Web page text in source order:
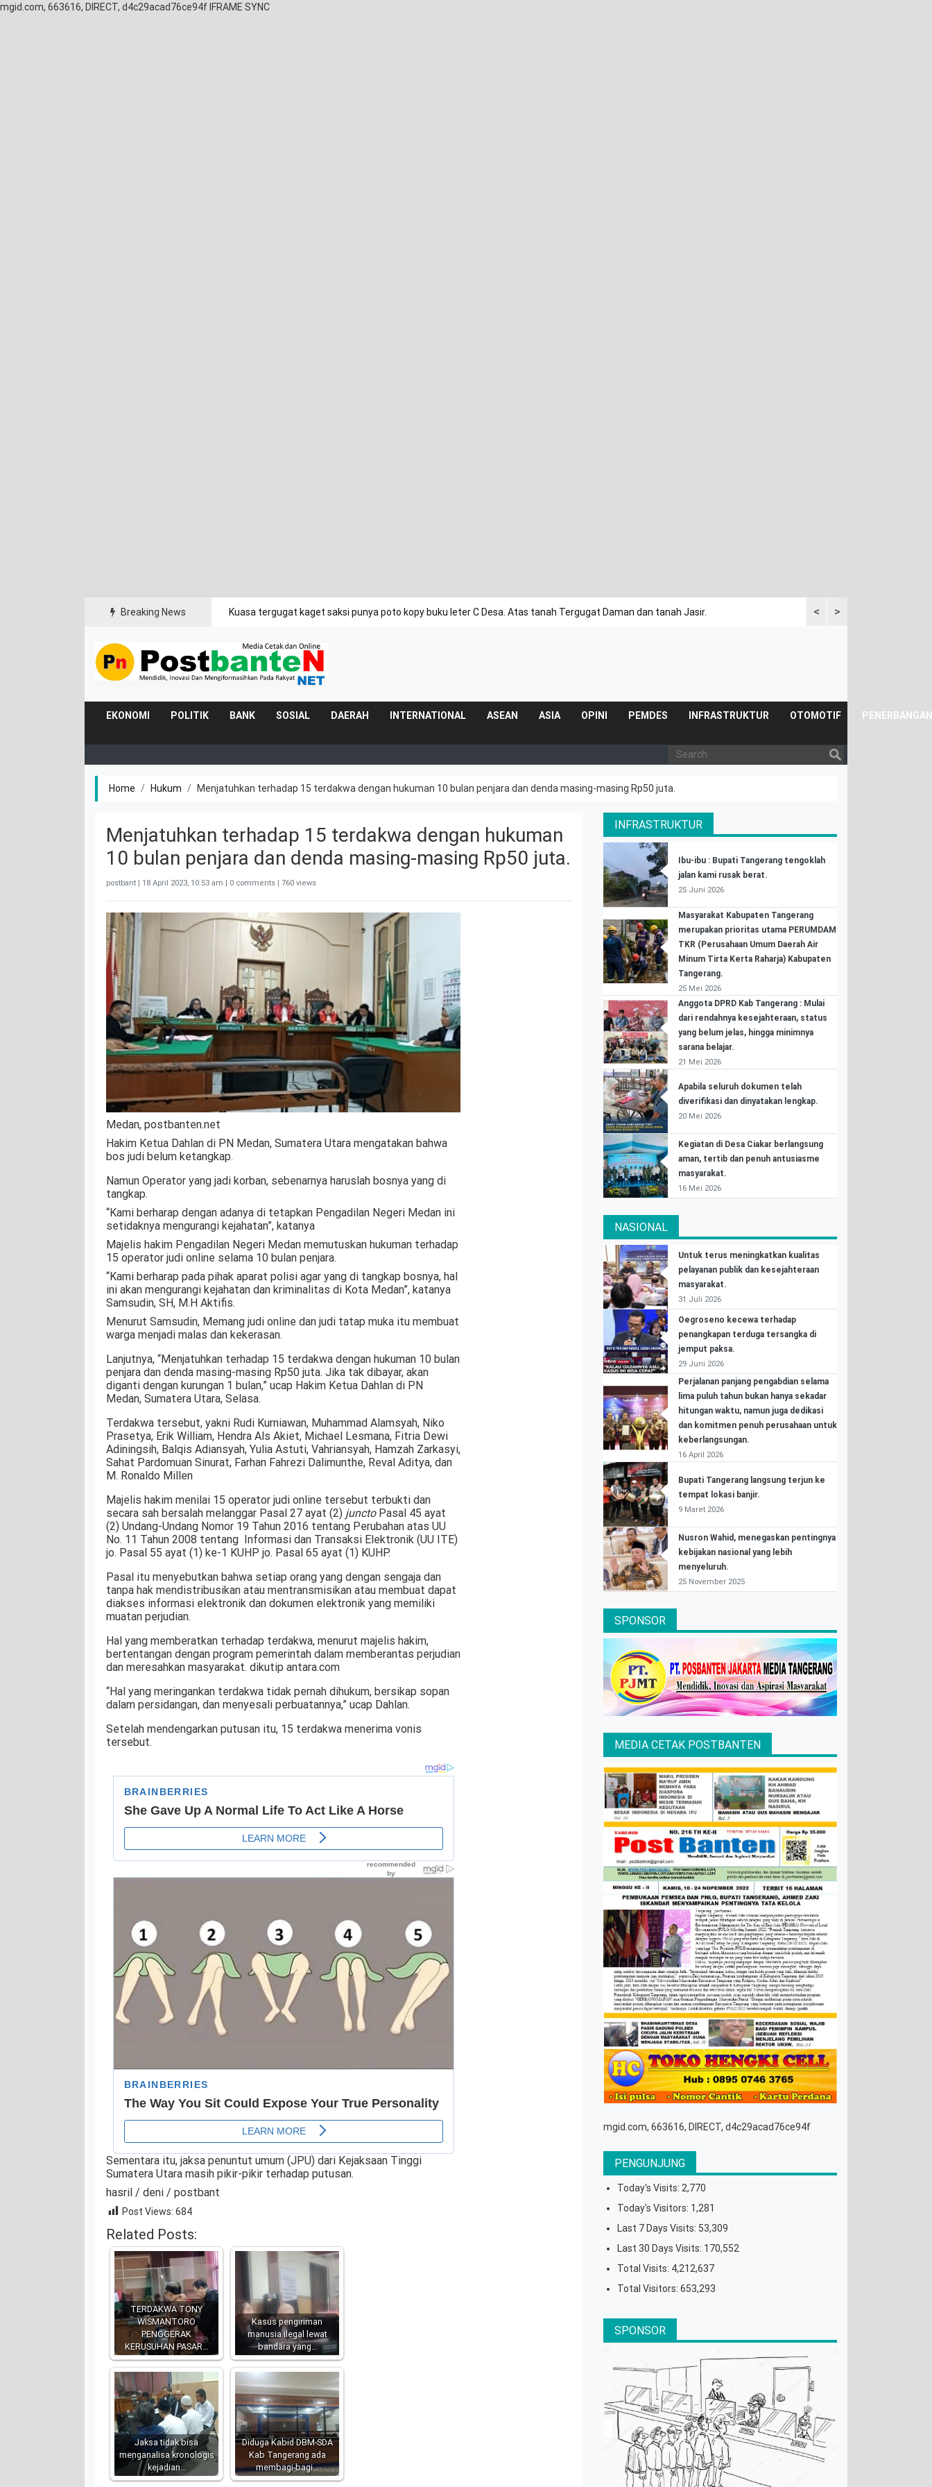
mgid.com, 663616, DIRECT, d4c29acad76ce94f IFRAME SYNC
Breaking News <
Indonesia (PPI) Curug, dan Politeknik Kuasa tergugat kaget saksi punya poto kopy buku leter C Desa. Atas tanah Tergugat Daman dan tanah Jasir. Dalam drama korea, anjing
>
EKONOMI POLITIK BANK SOSIAL DAERAH INTERNATIONAL ASEAN ASIA OPINI PEMDES INFRASTRUKTUR OTOMOTIF PENERBANGAN
Home Hukum Menjatuhkan terhadap 15 terdakwa dengan hukuman 10 bulan penjara dan denda masing-masing Rp50 juta.
Menjatuhkan terhadap 15 terdakwa dengan hukuman
10 bulan penjara dan denda masing-masing Rp50 juta.
postbant | 18 April 2023, 10:53 am | 0 comments | 760 views
Medan, postbanten.net
Hakim Ketua Dahlan di PN Medan, Sumatera Utara mengatakan bahwa
bos judi belum ketangkap.
Namun Operator yang jadi korban, sebenarnya haruslah bosnya yang di
tangkap.
“Kami berharap dengan adanya di tetapkan Pengadilan Negeri Medan ini
setidaknya mengurangi kejahatan”, katanya
Majelis hakim Pengadilan Negeri Medan memutuskan hukuman terhadap
15 operator judi online selama 10 bulan penjara.
“Kami berharap pada pihak aparat polisi agar yang di tangkap bosnya, hal
ini akan mengurangi kejahatan dan kriminalitas di Kota Medan”, katanya
Samsudin, SH, M.H Aktifis.
Menurut Samsudin, Memang judi online dan judi tatap muka itu membuat
warga menjadi malas dan kekerasan.
Lanjutnya, “Menjatuhkan terhadap 15 terdakwa dengan hukuman 10 bulan
penjara dan denda masing-masing Rp50 juta. Jika tak dibayar, akan
diganti dengan kurungan 1 bulan,” ucap Hakim Ketua Dahlan di PN
Medan, Sumatera Utara, Selasa.
Terdakwa tersebut, yakni Rudi Kurniawan, Muhammad Alamsyah, Niko
Prasetya, Erik William, Hendra Als Akiet, Michael Lesmana, Fitria Dewi
Adiningsih, Balqis Adiansyah, Yulia Astuti, Vahriansyah, Hamzah Zarkasyi,
Sahat Pardomuan Sinurat, Farhan Fahrezi Dalimunthe, Reval Aditya, dan
M. Ronaldo Millen
Majelis hakim menilai 15 operator judi online tersebut terbukti dan
secara sah bersalah melanggar Pasal 27 ayat (2) junctoPasal 45 ayat
(2) Undang-Undang Nomor 19 Tahun 2016 tentang Perubahan atas UU
No. 11 Tahun 2008 tentang Informasi dan Transaksi Elektronik (UU ITE)
jo. Pasal 55 ayat (1) ke-1 KUHP jo. Pasal 65 ayat (1) KUHP.
Pasal itu menyebutkan bahwa setiap orang yang dengan sengaja dan
tanpa hak mendistribusikan atau mentransmisikan atau membuat dapat
diakses informasi elektronik dan dokumen elektronik yang memiliki
muatan perjudian.
Hal yang memberatkan terhadap terdakwa, menurut majelis hakim,
bertentangan dengan program pemerintah dalam memberantas perjudian
dan meresahkan masyarakat. dikutip antara.com
“Hal yang meringankan terdakwa tidak pernah dihukum, bersikap sopan
dalam persidangan, dan menyesali perbuatannya,” ucap Dahlan.
Setelah mendengarkan putusan itu, 15 terdakwa menerima vonis
tersebut.
Sementara itu, jaksa penuntut umum (JPU) dari Kejaksaan Tinggi
Sumatera Utara masih pikir-pikir terhadap putusan.
hasril / deni / postbant
Post Views: 684
Related Posts:
TERDAKWA TONY
WISMANTORO
PENGGERAK
KERUSUHAN PASAR…
Kasus pengiriman
manusia ilegal lewat
bandara yang…
Jaksa tidak bisa
menganalisa kronologis
kejadian…
Diduga Kabid DBM-SDA
Kab Tangerang ada
membagi-bagi…
INFRASTRUKTUR
Ibu-ibu : Bupati Tangerang tengoklah
jalan kami rusak berat.
25 Juni 2026
Masyarakat Kabupaten Tangerang
merupakan prioritas utama PERUMDAM
TKR (Perusahaan Umum Daerah Air
Minum Tirta Kerta Raharja) Kabupaten
Tangerang.
25 Mei 2026
Anggota DPRD Kab Tangerang : Mulai
dari rendahnya kesejahteraan, status
yang belum jelas, hingga minimnya
sarana belajar.
21 Mei 2026
Apabila seluruh dokumen telah
diverifikasi dan dinyatakan lengkap.
20 Mei 2026
Kegiatan di Desa Ciakar berlangsung
aman, tertib dan penuh antusiasme
masyarakat.
16 Mei 2026
NASIONAL
Untuk terus meningkatkan kualitas
pelayanan publik dan kesejahteraan
masyarakat.
31 Juli 2026
Oegroseno kecewa terhadap
penangkapan terduga tersangka di
jemput paksa.
29 Juni 2026
Perjalanan panjang pengabdian selama
lima puluh tahun bukan hanya sekadar
hitungan waktu, namun juga dedikasi
dan komitmen penuh perusahaan untuk
keberlangsungan.
16 April 2026
Bupati Tangerang langsung terjun ke
tempat lokasi banjir.
9 Maret 2026
Nusron Wahid, menegaskan pentingnya
kebijakan nasional yang lebih
menyeluruh.
25 November 2025
SPONSOR
MEDIA CETAK POSTBANTEN
mgid.com, 663616, DIRECT, d4c29acad76ce94f
PENGUNJUNG
Today's Visits: 2,770
Today's Visitors: 1,281
Last 7 Days Visits: 53,309
Last 30 Days Visits: 170,552
Total Visits: 4,212,637
Total Visitors:653,293
SPONSOR